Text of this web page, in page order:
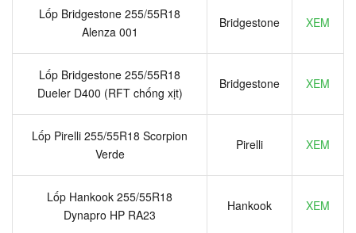
Lốp Bridgestone 255/55R18
Alenza 001
Bridgestone XEM
Lốp Bridgestone 255/55R18
Dueler D400 (RFT chống xịt)
Bridgestone XEM
Lốp Pirelli 255/55R18 Scorpion
Verde
Pirelli XEM
Lốp Hankook 255/55R18
Dynapro HP RA23
Hankook XEM